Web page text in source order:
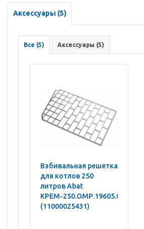
Аксессуары (5)
Все (5) Аксессуары (5)
Взбивальная решетка
для котлов 250
литров Abat
КРЕМ-250.ОМР.19605.00.00.025
(11000025431)